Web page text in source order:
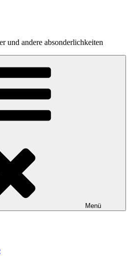
und andere absonderlichkeiten
Menü